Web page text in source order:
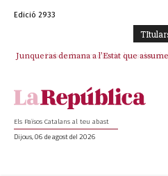
Edició 2933
Junqueras demana a l’Estat que
L’abandonament de les
Els Països Catalans al teu abast
Dijous, 06 de agost del 2026